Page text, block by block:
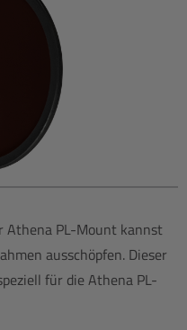
Athena PL-Mount kannst
ausschöpfen. Dieser
für die Athena PL-